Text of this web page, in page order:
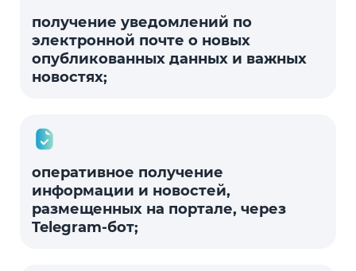
получение уведомлений по
электронной почте о новых
опубликованных данных и важных
новостях;
оперативное получение
информации и новостей,
размещенных на портале, через
Telegram-бот;